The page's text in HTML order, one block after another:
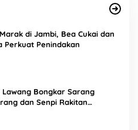
di Jambi, Bea Cukai dan
Perkuat Penindakan
Lawang Bongkar Sarang
dan Senpi Rakitan